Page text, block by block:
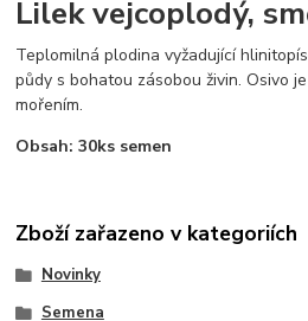
Lilek vejcoplodý,
Teplomilná plodina vyžadující
půdy s bohatou zásobou živin. Osivo
mořením.
Obsah: 30ks semen
Zboží zařazeno v kategoriích
Novinky
Semena